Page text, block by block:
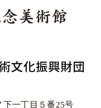
下一丁目５番25号